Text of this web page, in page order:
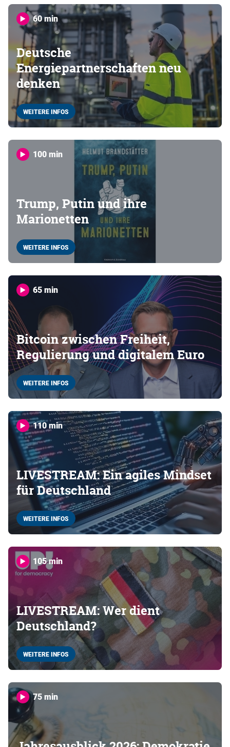
60 min
Deutsche
Energiepartnerschaften neu
denken
WEITERE INFOS
100 min
Trump, Putin und ihre
Marionetten
WEITERE INFOS
65 min
Bitcoin zwischen Freiheit,
Regulierung und digitalem Euro
WEITERE INFOS
110 min
LIVESTREAM: Ein agiles Mindset
für Deutschland
WEITERE INFOS
105 min
LIVESTREAM: Wer dient
Deutschland?
WEITERE INFOS
75 min